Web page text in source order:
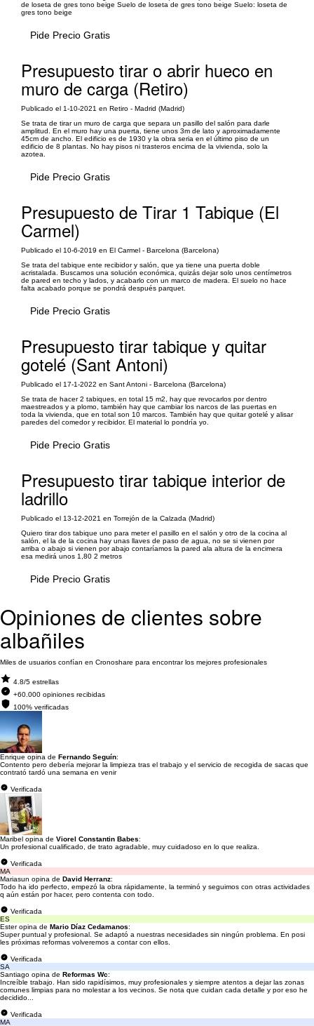
de loseta de gres tono beige Suelo de loseta de gres tono beige Suelo: loseta de
gres tono beige
Pide Precio Gratis
Presupuesto tirar o abrir hueco en
muro de carga (Retiro)
Publicado el 1-10-2021 en Retiro - Madrid (Madrid)
Se trata de tirar un muro de carga que separa un pasillo del salón para darle
amplitud. En el muro hay una puerta, tiene unos 3m de lato y aproximadamente
45cm de ancho. El edificio es de 1930 y la obra seria en el último piso de un
edificio de 8 plantas. No hay pisos ni trasteros encima de la vivienda, solo la
azotea.
Pide Precio Gratis
Presupuesto de Tirar 1 Tabique (El
Carmel)
Publicado el 10-6-2019 en El Carmel - Barcelona (Barcelona)
Se trata del tabique ente recibidor y salón, que ya tiene una puerta doble
acristalada. Buscamos una solución económica, quizás dejar solo unos centímetros
de pared en techo y lados, y acabarlo con un marco de madera. El suelo no hace
falta acabado porque se pondrá después parquet.
Pide Precio Gratis
Presupuesto tirar tabique y quitar
gotelé (Sant Antoni)
Publicado el 17-1-2022 en Sant Antoni - Barcelona (Barcelona)
Se trata de hacer 2 tabiques, en total 15 m2, hay que revocarlos por dentro
maestreados y a plomo, también hay que cambiar los narcos de las puertas en
toda la vivienda, que en total son 10 marcos. También hay que quitar gotelé y alisar
paredes del comedor y recibidor. El material lo pondría yo.
Pide Precio Gratis
Presupuesto tirar tabique interior de
ladrillo
Publicado el 13-12-2021 en Torrejón de la Calzada (Madrid)
Quiero tirar dos tabique uno para meter el pasillo en el salón y otro de la cocina al
salón, el la de la cocina hay unas llaves de paso de agua, no se si vienen por
arriba o abajo si vienen por abajo contaríamos la pared ala altura de la encimera
esa medirá unos 1,80 2 metros
Pide Precio Gratis
Opiniones de clientes sobre
albañiles
Miles de usuarios confían en Cronoshare para encontrar los mejores profesionales
4.8/5 estrellas
+60.000 opiniones recibidas
100% verificadas
Enrique opina de Fernando Seguín:
Contento pero debería mejorar la limpieza tras el trabajo y el servicio de recogida de sacas que
contrató tardó una semana en venir
Verificada
Maribel opina de Viorel Constantin Babes:
Un profesional cualificado, de trato agradable, muy cuidadoso en lo que realiza.
Verificada
MA
Mariasun opina de David Herranz:
Todo ha ido perfecto, empezó la obra rápidamente, la terminó y seguimos con otras actividades
q aún están por hacer, pero contenta con todo.
Verificada
ES
Ester opina de Mario Díaz Cedamanos:
Super puntual y profesional. Se adaptó a nuestras necesidades sin ningún problema. En posi
les próximas reformas volveremos a contar con ellos.
Verificada
SA
Santiago opina de Reformas Wc:
Increíble trabajo. Han sido rapidísimos, muy profesionales y siempre atentos a dejar las zonas
comunes limpias para no molestar a los vecinos. Se nota que cuidan cada detalle y por eso he
decidido...
Verificada
MA